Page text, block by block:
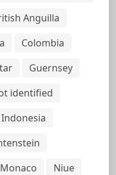
Anguilla
Colombia
Guernsey
identified
Indonesia
Monaco
Niue